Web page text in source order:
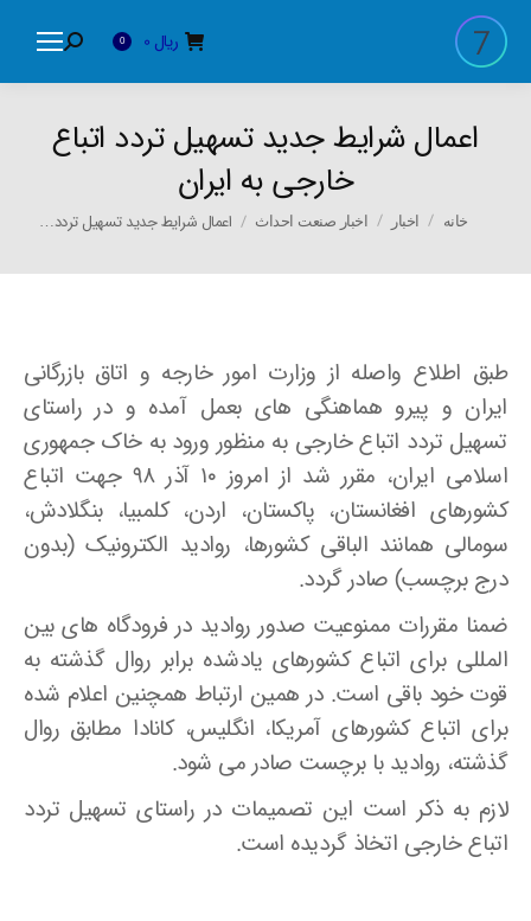
ریال 0
Search:
اعمال شرایط جدید تسهیل تردد اتباع
خارجی به ایران
You are here:
خانه اخبار اخبار صنعت احداث اعمال شرایط جدید تسهیل تردد…
طبق اطلاع واصله از وزارت امور خارجه و اتاق بازرگانی
ایران و پیرو هماهنگی های بعمل آمده و در راستای
تسهیل تردد اتباع خارجی به منظور ورود به خاک جمهوری
اسلامی ایران، مقرر شد از امروز ۱۰ آذر ۹۸ جهت اتباع
کشورهای افغانستان، پاکستان، اردن، کلمبیا، بنگلادش،
سومالی همانند الباقی کشورها، روادید الکترونیک (بدون
درج برچسب) صادر گردد.
ضمنا مقررات ممنوعیت صدور روادید در فرودگاه های بین
المللی برای اتباع کشورهای یادشده برابر روال گذشته به
قوت خود باقی است. در همین ارتباط همچنین اعلام شده
برای اتباع کشورهای آمریکا، انگلیس، کانادا مطابق روال
گذشته، روادید با برچست صادر می شود.
لازم به ذکر است این تصمیمات در راستای تسهیل تردد
اتباع خارجی اتخاذ گردیده است.